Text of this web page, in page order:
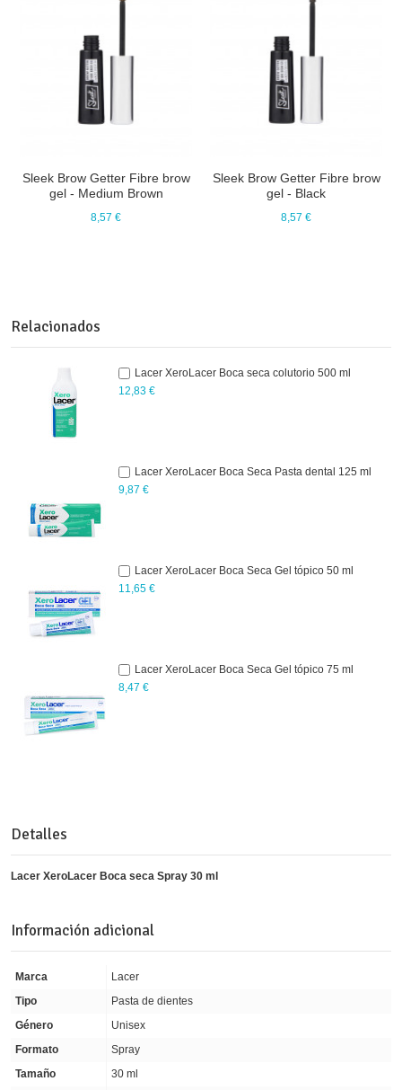
Relacionados
Lacer XeroLacer Boca seca colutorio 500 ml
12,83 €
Lacer XeroLacer Boca Seca Pasta dental 125 ml
9,87 €
Lacer XeroLacer Boca Seca Gel tópico 50 ml
11,65 €
Lacer XeroLacer Boca Seca Gel tópico 75 ml
8,47 €
Sleek Brow Getter Fibre brow
gel - Medium Brown
8,57 €
Sleek Brow Getter Fibre brow
gel - Black
8,57 €
Detalles
Lacer XeroLacer Boca seca Spray 30 ml
Información adicional
Marca
Lacer
Tipo
Pasta de dientes
Género
Unisex
Formato
Spray
Tamaño
30 ml